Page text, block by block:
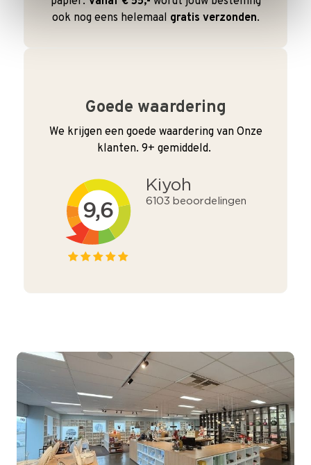
ook nog eens helemaal gratis verzonden.
Goede waardering
We krijgen een goede waardering van Onze
klanten. 9+ gemiddeld.